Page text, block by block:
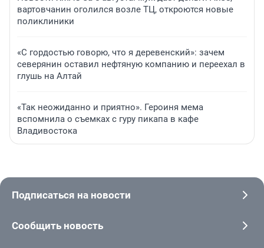
вартовчанин оголился возле ТЦ, откроются новые
поликлиники
«С гордостью говорю, что я деревенский»: зачем
северянин оставил нефтяную компанию и переехал в
глушь на Алтай
«Так неожиданно и приятно». Героиня мема
вспомнила о съемках с гуру пикапа в кафе
Владивостока
Подписаться на новости
Сообщить новость